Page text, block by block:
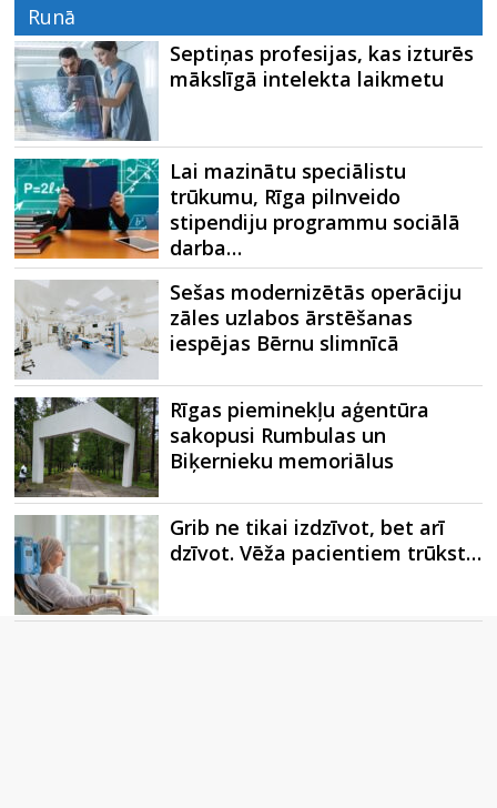
Runā
Septiņas profesijas, kas izturēs
mākslīgā intelekta laikmetu
Lai mazinātu speciālistu
trūkumu, Rīga pilnveido
stipendiju programmu sociālā
darba…
Sešas modernizētās operāciju
zāles uzlabos ārstēšanas
iespējas Bērnu slimnīcā
Rīgas pieminekļu aģentūra
sakopusi Rumbulas un
Biķernieku memoriālus
Grib ne tikai izdzīvot, bet arī
dzīvot. Vēža pacientiem trūkst…